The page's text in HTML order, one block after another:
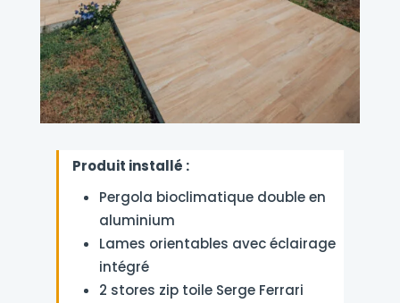
Produit installé :
Pergola bioclimatique double en
aluminium
Lames orientables avec éclairage
intégré
2 stores zip toile Serge Ferrari